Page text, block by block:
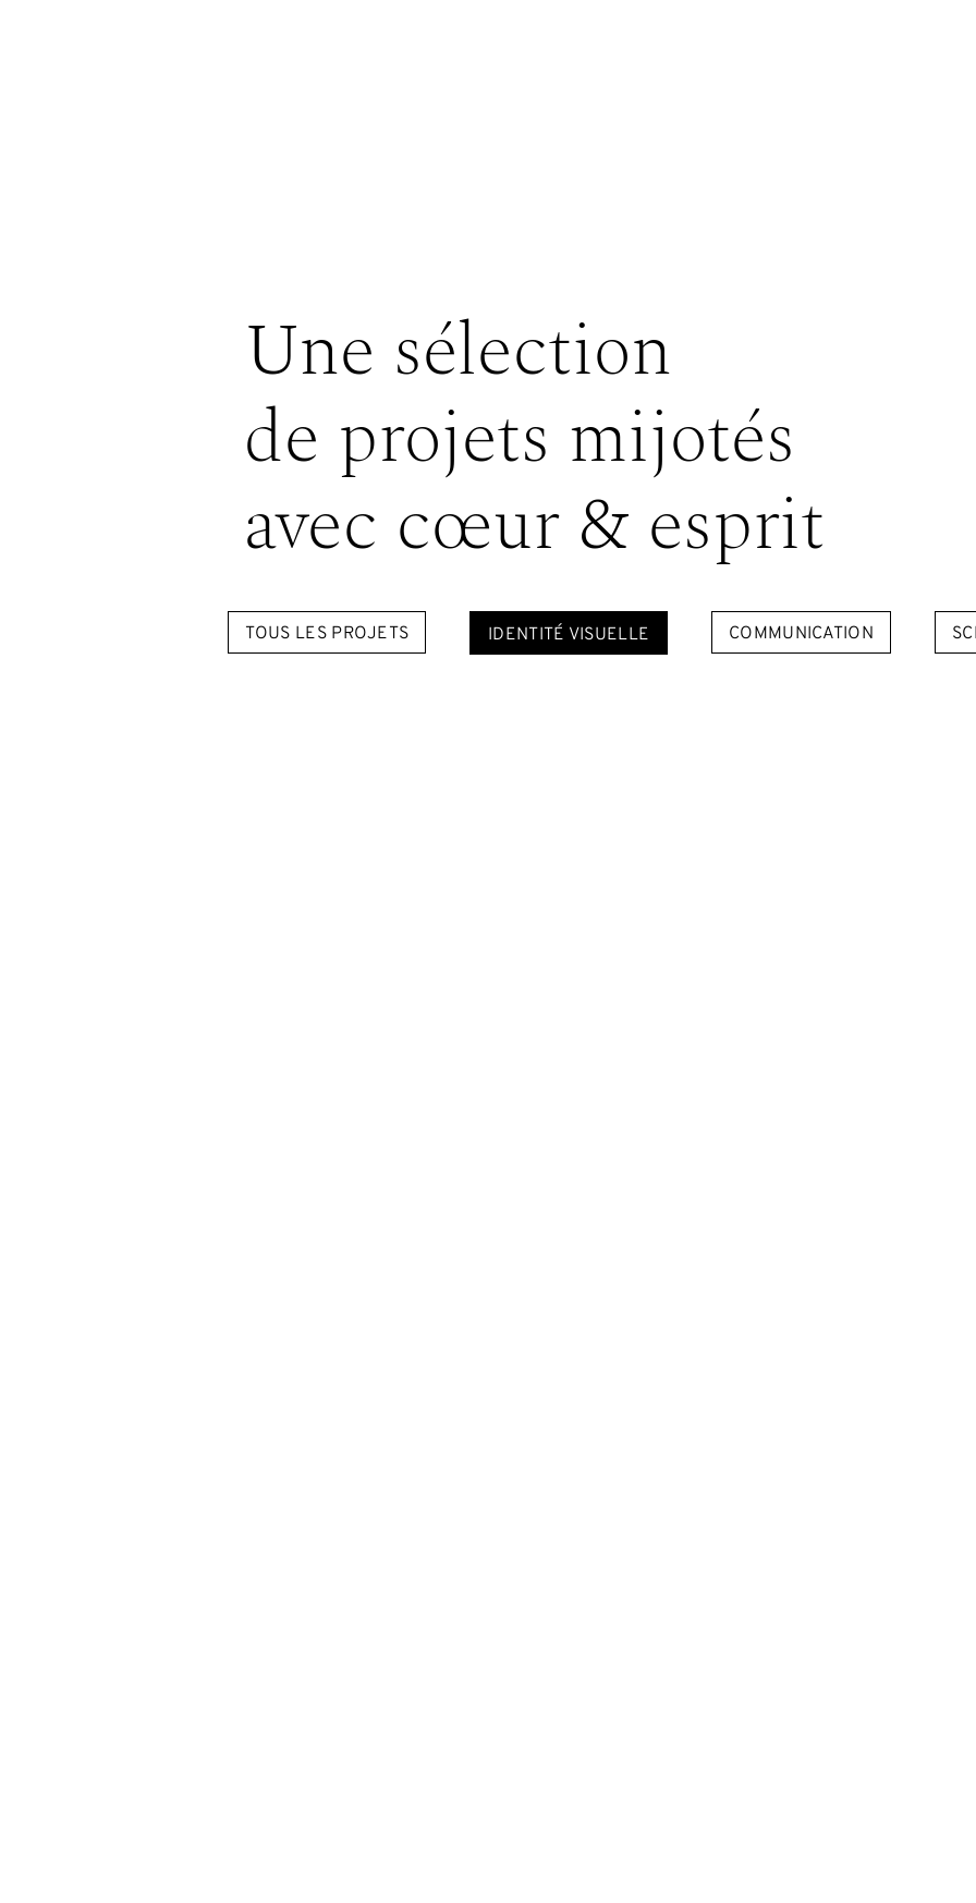
Une sélection
de projets mijotés
avec cœur & esprit
TOUS LES PROJETS IDENTITÉ VISUELLE COMMUNICATION